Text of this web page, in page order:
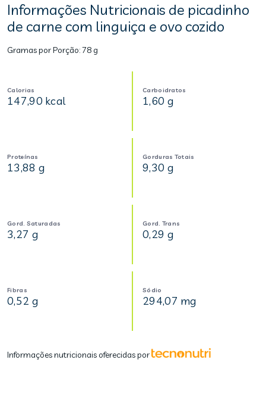
Informações Nutricionais de picadinho
de carne com linguiça e ovo cozido
Gramas por Porção:78 g
Calorias
147,90 kcal
Carboidratos
1,60 g
Proteínas
13,88 g
Gorduras Totais
9,30 g
Gord. Saturadas
3,27 g
Gord. Trans
0,29 g
Fibras
0,52 g
Sódio
294,07 mg
Informações nutricionais oferecidas por